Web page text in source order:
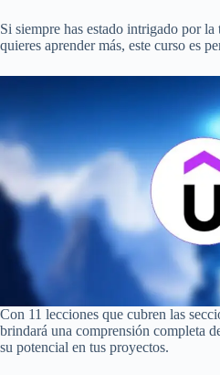
Si siempre has estado intrigado por
quieres aprender más, este curso es
Con 11 lecciones que cubren las
brindará una comprensión completa
su potencial en tus proyectos.